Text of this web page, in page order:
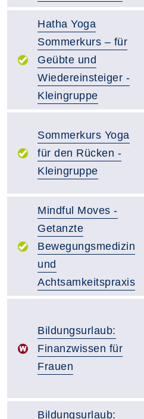
Hatha Yoga
Sommerkurs – für
Geübte und
Wiedereinsteiger -
Kleingruppe
Sommerkurs Yoga
für den Rücken -
Kleingruppe
Mindful Moves -
Getanzte
Bewegungsmedizin
und
Achtsamkeitspraxis
Bildungsurlaub:
Finanzwissen für
Frauen
Bildungsurlaub: